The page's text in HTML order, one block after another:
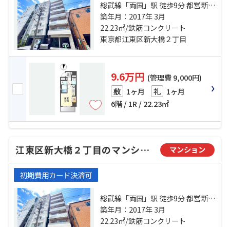
総武線「両国」駅 徒歩9分 都営新宿
線「森下」駅 徒歩9分 都営新宿線
「浜町」駅 徒歩14分
築年月：2017年 3月
22.23㎡/鉄筋コンクリート
東京都江東区新大橋２丁目
9.6万円 (管理費 9,000円)
敷 1ヶ月 礼 1ヶ月
6階 / 1R / 22.23㎡
江東区新大橋２丁目のマンション マンション
初期費用カード決済可
総武線「両国」駅 徒歩9分 都営新宿
線「森下」駅 徒歩9分 都営新宿線
「浜町」駅 徒歩14分
築年月：2017年 3月
22.23㎡/鉄筋コンクリート